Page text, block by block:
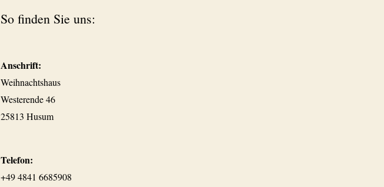
So finden Sie uns:
Anschrift:
Weihnachtshaus
Westerende 46
25813 Husum
Telefon:
+49 4841 6685908